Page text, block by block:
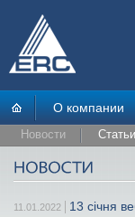
О компании
Новости Статьи
11.01.2022 13 січня